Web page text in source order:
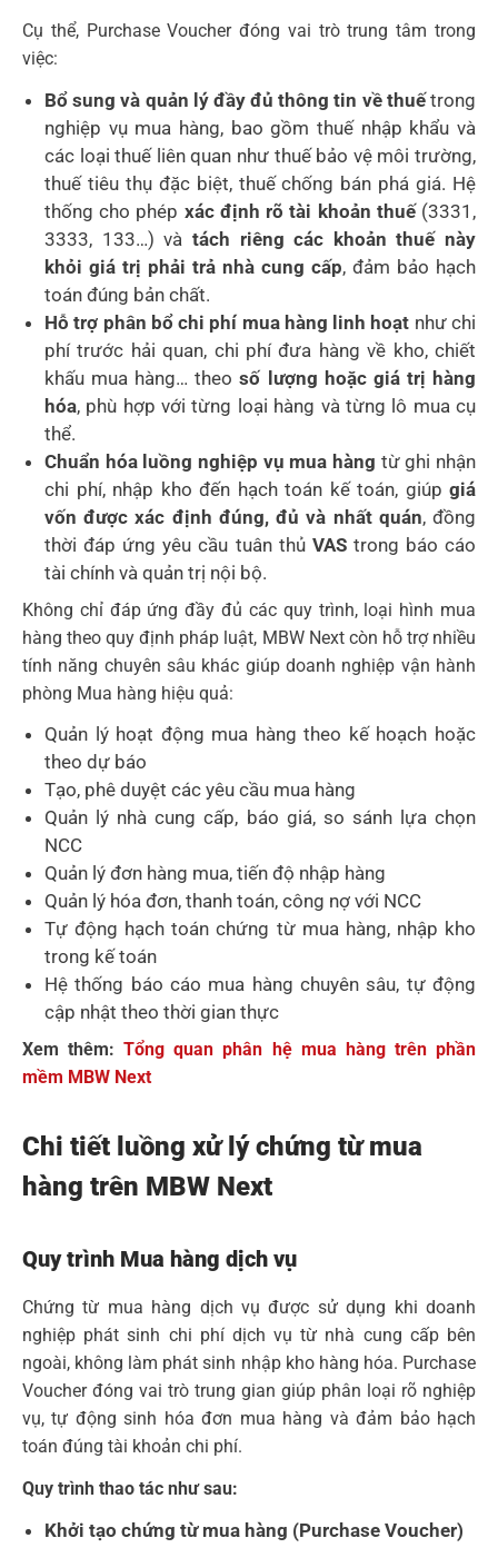
Cụ thể, Purchase Voucher đóng vai trò trung tâm trong
việc:
Bổ sung và quản lý đầy đủ thông tin về thuếtrong
nghiệp vụ mua hàng, bao gồm thuế nhập khẩu và
các loại thuế liên quan như thuế bảo vệ môi trường,
thuế tiêu thụ đặc biệt, thuế chống bán phá giá. Hệ
thống cho phép xác định rõ tài khoản thuế(3331,
3333, 133…) và tách riêng các khoản thuế này
khỏi giá trị phải trả nhà cung cấp, đảm bảo hạch
toán đúng bản chất.
Hỗ trợ phân bổ chi phí mua hàng linh hoạt như chi
phí trước hải quan, chi phí đưa hàng về kho, chiết
khấu mua hàng… theosố lượng hoặc giá trị hàng
hóa, phù hợp với từng loại hàng và từng lô mua cụ
thể.
Chuẩn hóa luồng nghiệp vụ mua hàng từ ghi nhận
chi phí, nhập kho đến hạch toán kế toán, giúp giá
vốn được xác định đúng, đủ và nhất quán, đồng
thời đáp ứng yêu cầu tuân thủ VAStrong báo cáo
tài chính và quản trị nội bộ.
Không chỉ đáp ứng đầy đủ các quy trình, loại hình mua
hàng theo quy định pháp luật, MBW Next còn hỗ trợ nhiều
tính năng chuyên sâu khác giúp doanh nghiệp vận hành
phòng Mua hàng hiệu quả:
Quản lý hoạt động mua hàng theo kế hoạch hoặc
theo dự báo
Tạo, phê duyệt các yêu cầu mua hàng
Quản lý nhà cung cấp, báo giá, so sánh lựa chọn
NCC
Quản lý đơn hàng mua, tiến độ nhập hàng
Quản lý hóa đơn, thanh toán, công nợ với NCC
Tự động hạch toán chứng từ mua hàng, nhập kho
trong kế toán
Hệ thống báo cáo mua hàng chuyên sâu, tự động
cập nhật theo thời gian thực
Xem thêm:Tổng quan phân hệ mua hàng trên phần
mềm MBW Next
Chi tiết luồng xử lý chứng từ mua
hàng trên MBW Next
Quy trình Mua hàng dịch vụ
Chứng từ mua hàng dịch vụ được sử dụng khi doanh
nghiệp phát sinh chi phí dịch vụ từ nhà cung cấp bên
ngoài, không làm phát sinh nhập kho hàng hóa. Purchase
Voucher đóng vai trò trung gian giúp phân loại rõ nghiệp
vụ, tự động sinh hóa đơn mua hàng và đảm bảo hạch
toán đúng tài khoản chi phí.
Quy trình thao tác như sau:
Khởi tạo chứng từ mua hàng (Purchase Voucher)